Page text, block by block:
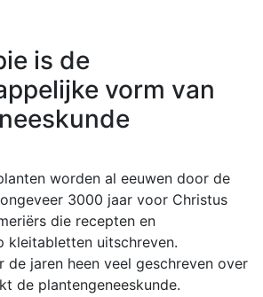
is de
vorm van
worden al eeuwen door de
3000 jaar voor Christus
die recepten en
kleitabletten uitschreven.
de jaren heen veel geschreven over
de plantengeneeskunde.